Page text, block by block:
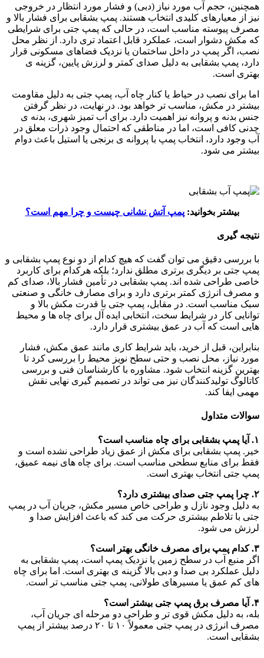
همچنین، حجم آب مورد نیاز (دبی) و فشار مورد انتظار در خروجی
نیز از معیارهای کلیدی انتخاب هستند. پمپ بشقابی برای فشار بالا و
مصرف پیوسته مناسب است، در حالی که پمپ جتی برای شرایطی
که مکش دشوار است، عملکرد قابل اعتماد تری دارد. از نظر محل
نصب، اگر پمپ در داخل ساختمان یا نزدیک فضاهای مسکونی قرار
دارد، پمپ بشقابی به دلیل صدای کمتر و لرزش پایین، گزینه ی
بهتری است.
اما برای نصب در حیاط یا کنار چاه آب، پمپ جتی به دلیل مقاومت
بیشتر در مکش، مناسب تر خواهد بود. در نهایت، در نظر گرفتن
جنس بدنه و پروانه نیز اهمیت دارد. برای آب تمیز شهری، بدنه ی
چدنی کافی است، اما در مناطقی که احتمال وجود ذرات معلق در
آب وجود دارد، انتخاب پمپ با پروانه ی برنجی یا استیل باعث دوام
بیشتر می شود.
بیشتر بخوانید:پمپ آتش نشانی چیست و چرا مهم است؟
نتیجه گیری
با بررسی دقیق می توان گفت که هیچ کدام از دو نوع پمپ بشقابی و
پمپ جتی بر دیگری برتری مطلق ندارد؛ بلکه هرکدام برای کاربرد
خاصی طراحی شده اند. پمپ بشقابی در تأمین فشار بالا، صدای کم
و مصرف انرژی کمتر برتری دارد و برای مصارف خانگی و صنعتی
سبک مناسب است. در مقابل، پمپ جتی با قدرت مکش بالا و
توانایی کار در شرایط سخت، انتخابی ایده آل برای چاه ها و محیط
هایی است که آب در عمق بیشتری قرار دارد.
بنابراین، قبل از خرید، باید شرایط کاری مانند عمق مکش، فشار
مورد نیاز، محل نصب و حتی سطح نویز محیط را بررسی کرد تا
بهترین گزینه انتخاب شود. مشاوره با کارشناسان فنی و بررسی
کاتالوگ تولیدکنندگان نیز می تواند در تصمیم گیری نهایی نقش
مهمی ایفا کند.
سوالات متداول
۱. آیا پمپ بشقابی برای چاه مناسب است؟
خیر. پمپ بشقابی برای مکش از عمق زیاد طراحی نشده است و
فقط برای منابع سطحی مناسب است. برای چاه های نیمه عمیق،
پمپ جتی انتخاب بهتری است.
۲. چرا پمپ جتی صدای بیشتری دارد؟
به دلیل وجود نازل و طراحی خاص مسیر مکش، جریان آب در پمپ
جتی با تلاطم بیشتری حرکت می کند که باعث افزایش صدا و
لرزش می شود.
۳. کدام پمپ برای مصرف خانگی بهتر است؟
اگر منبع آب در سطح زمین یا نزدیک پمپ است، پمپ بشقابی به
دلیل عملکرد بی صدا و دبی بالا گزینه ی بهتری است. اما برای چاه
های کم عمق یا مسیرهای طولانی، پمپ جتی مناسب تر است.
۴. آیا مصرف برق پمپ جتی بیشتر است؟
بله، به دلیل مکش قوی تر و طراحی دو مرحله ای جریان آب،
مصرف انرژی در پمپ جتی معمولاً ۱۰ تا ۲۰ درصد بیشتر از پمپ
بشقابی است.